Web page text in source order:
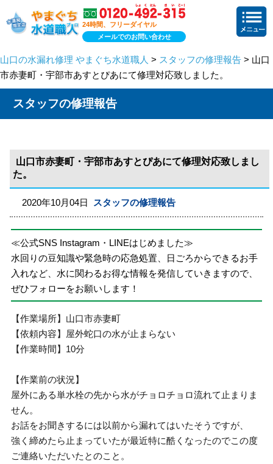
24時間、フリーダイヤル
メールでのお問い合わせ
山口の水漏れ修理 やまぐち水道職人 > スタッフの修理報告 > 山口
市赤妻町・宇部市あすとぴあにて修理対応致しました。
スタッフの修理報告
山口市赤妻町・宇部市あすとぴあにて修理対応致しまし
た。
2020年10月04日 スタッフの修理報告
≪公式SNS Instagram・LINEはじめました≫
水回りの豆知識や緊急時の応急処置、日ごろからできるお手
入れなど、水に関わるお得な情報を発信していきますので、
ぜひフォローをお願いします！
【作業場所】山口市赤妻町
【依頼内容】屋外蛇口の水が止まらない
【作業時間】10分
【作業前の状況】
屋外にある単水栓の先から水がチョロチョロ流れて止まりま
せん。
お話をお聞きするには以前から漏れてはいたそうですが、
強く締めたら止まっていたが最近特に酷くなったのでこの度
ご連絡いただいたとのこと。